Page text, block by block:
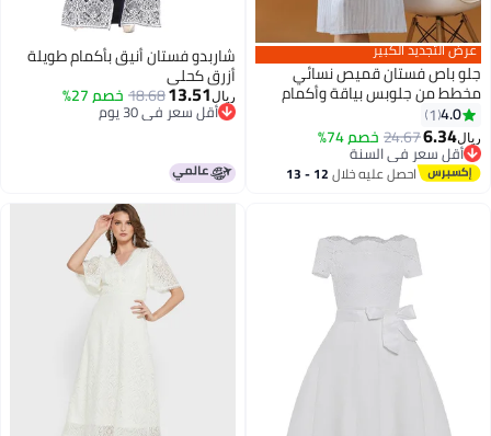
عرض التجديد الكبير
جلو باص فستان قميص نسائي
مخطط من جلوبس بياقة وأكمام
ممتدة مع حزام
4.0
1
ريال6.34
24.67خصم 74%
أقل سعر في السنة
أقل سعر في السنة
احصل عليه خلال 12 - 13
شاربدو فستان أنيق بأكمام طويلة
أزرق كحلي
ريال13.51
18.68خصم 27%
أقل سعر في 30 يوم
أقل سعر في 30 يوم